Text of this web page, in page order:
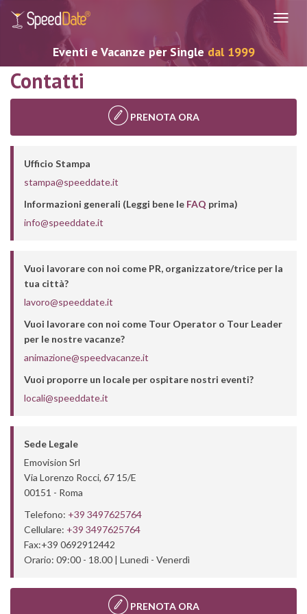
Eventi e Vacanze per Single dal 1999
Contatti
PRENOTA ORA
Ufficio Stampa
stampa@speeddate.it
Informazioni generali (Leggi bene le FAQ prima)
info@speeddate.it
Vuoi lavorare con noi come PR, organizzatore/trice per la
tua città?
lavoro@speeddate.it
Vuoi lavorare con noi come Tour Operator o Tour Leader
per le nostre vacanze?
animazione@speedvacanze.it
Vuoi proporre un locale per ospitare nostri eventi?
locali@speeddate.it
Sede Legale
Emovision Srl
Via Lorenzo Rocci, 67 15/E
00151 - Roma
Telefono: +39 3497625764
Cellulare: +39 3497625764
Fax:+39 0692912442
Orario: 09:00 - 18.00 | Lunedì - Venerdì
PRENOTA ORA